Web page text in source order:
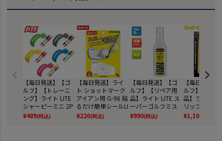
【毎日発送】【ゴ
ルフ】【トレーニ
ング】ライト LITE
シャーピーミニ 2P
&ライナー X-1
¥489(税込)
【毎日発送】ライ
ト ショットマーク
アイアン用 G-96 貼
るだけ簡単シールLI
TE GOLF
¥220(税込)
【毎日発送】【ゴ
ルフ】【リペア用
品】ライト LITE ス
ーパーゴルフミス
ト [G-7]
¥990(税込)
【毎日発送】
ルフ】【リペ
品】ライト
リップカッタ
706]
¥1,100